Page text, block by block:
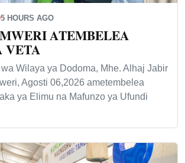
5 HOURS AGO
ATEMBELEA
VETA
Wilaya ya Dodoma, Mhe. Alhaj Jabir
Agosti 06,2026 ametembelea
ya Elimu na Mafunzo ya Ufundi